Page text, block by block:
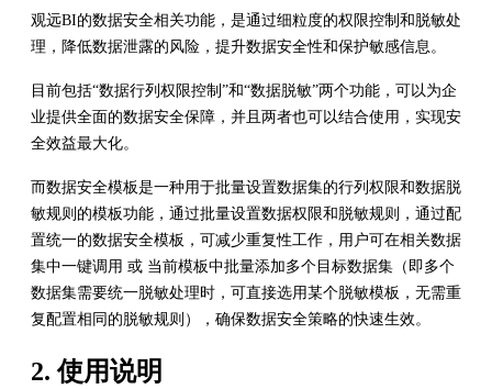
观远BI的数据安全相关功能，是通过细粒度的权限控制和脱敏处
理，降低数据泄露的风险，提升数据安全性和保护敏感信息。
目前包括“数据行列权限控制”和“数据脱敏”两个功能，可以为企
业提供全面的数据安全保障，并且两者也可以结合使用，实现安
全效益最大化。
而数据安全模板是一种用于批量设置数据集的行列权限和数据脱
敏规则的模板功能，通过批量设置数据权限和脱敏规则，通过配
置统一的数据安全模板，可减少重复性工作，用户可在相关数据
集中一键调用 或 当前模板中批量添加多个目标数据集（即多个
数据集需要统一脱敏处理时，可直接选用某个脱敏模板，无需重
复配置相同的脱敏规则），确保数据安全策略的快速生效。
2. 使用说明